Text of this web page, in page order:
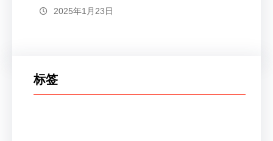
2025年1月23日
标签